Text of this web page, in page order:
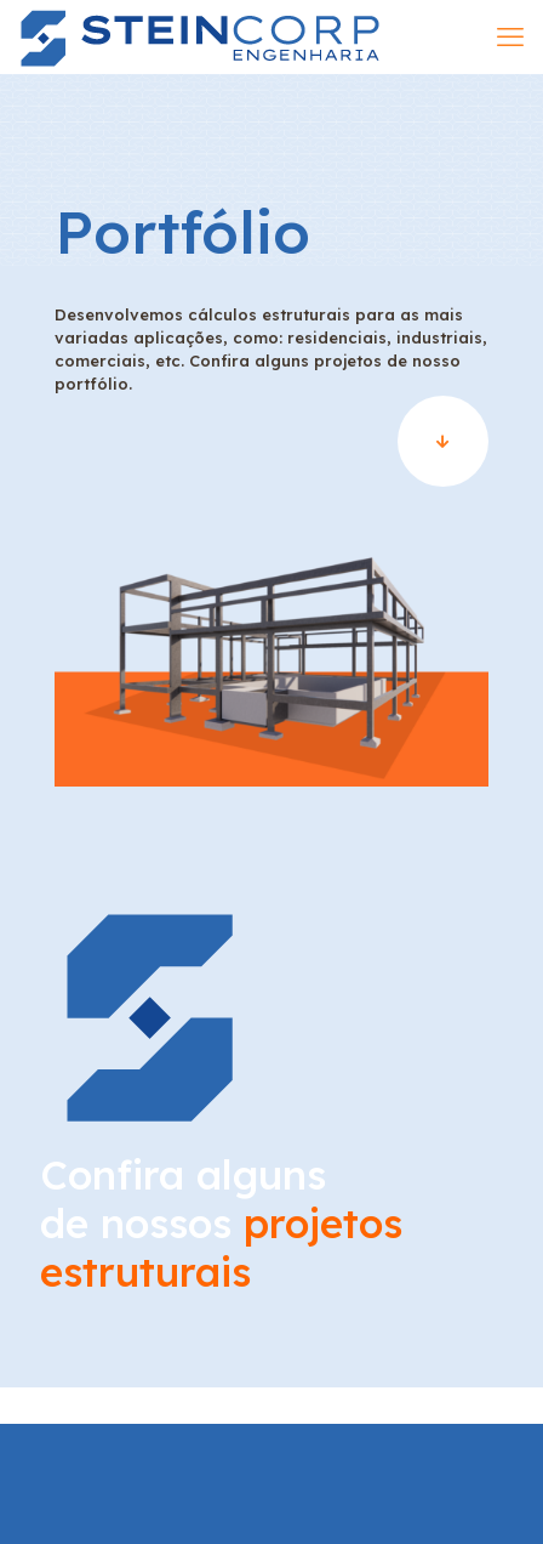
Portfólio
Desenvolvemos cálculos estruturais para as mais
variadas aplicações, como: residenciais, industriais,
comerciais, etc. Confira alguns projetos de nosso
portfólio.
Confira alguns
de nossos projetos
estruturais